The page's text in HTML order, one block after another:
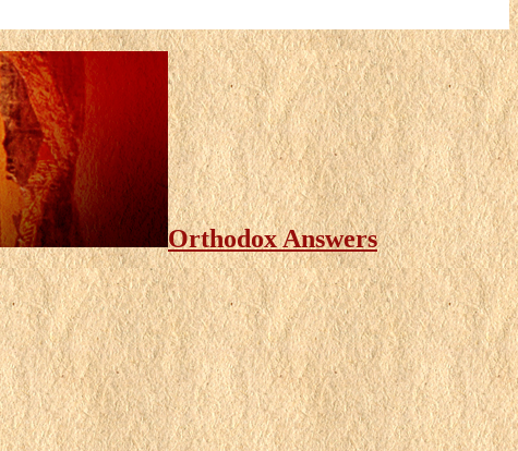
Orthodox Answers